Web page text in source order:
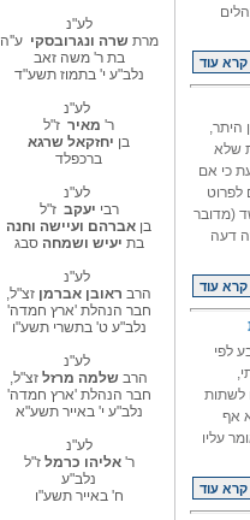
קרא עוד
היתר,
שלא
כי אם
לפרוט
(מדובר
דעה
קרא עוד
לפי
לשתות
אף
עליו
קרא עוד
לע"נ
מרת שרה ונגרובסקי ע''ה
בת ר' משה זאב
נלב"ע י' בתמוז תשע"ד
לע"נ
ר' מאיר ז"ל
בן יחזקאל שרגא
ברכפלד
לע"נ
רבי יעקב ז"ל
בן אברהם ועיישה וחנה
בת יעיש ושמחהסבג
לע"נ
הרב ראובן אברמן זצ"ל,
חבר הנהלת 'ארץ חמדה'
נלב"ע ט' בתשרי תשע"ו
לע"נ
הרב שלמה מרזל זצ"ל,
חבר הנהלת 'ארץ חמדה'
נלב"ע י' באייר תשע"א
לע"נ
ר'אליהו כרמלז"ל
נלב"ע
ח' באייר תשע"ו